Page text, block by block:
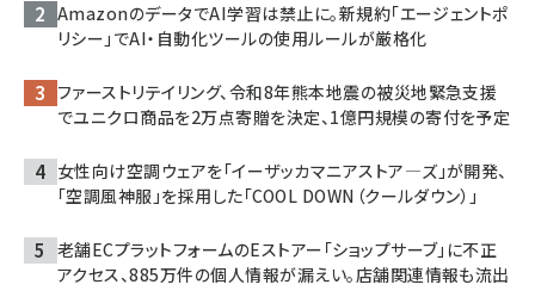
AmazonのデータでAI学習は禁止に。新規約「エージェントポ
リシー」でAI・自動化ツールの使用ルールが厳格化
ファーストリテイリング、令和8年熊本地震の被災地緊急支援
でユニクロ商品を2万点寄贈を決定、1億円規模の寄付を予定
女性向け空調ウェアを「イーザッカマニアストア―ズ」が開発、
「空調風神服」を採用した「COOL DOWN（クールダウン）」
老舗ECプラットフォームのEストアー「ショップサーブ」に不正
アクセス、885万件の個人情報が漏えい。店舗関連情報も流出